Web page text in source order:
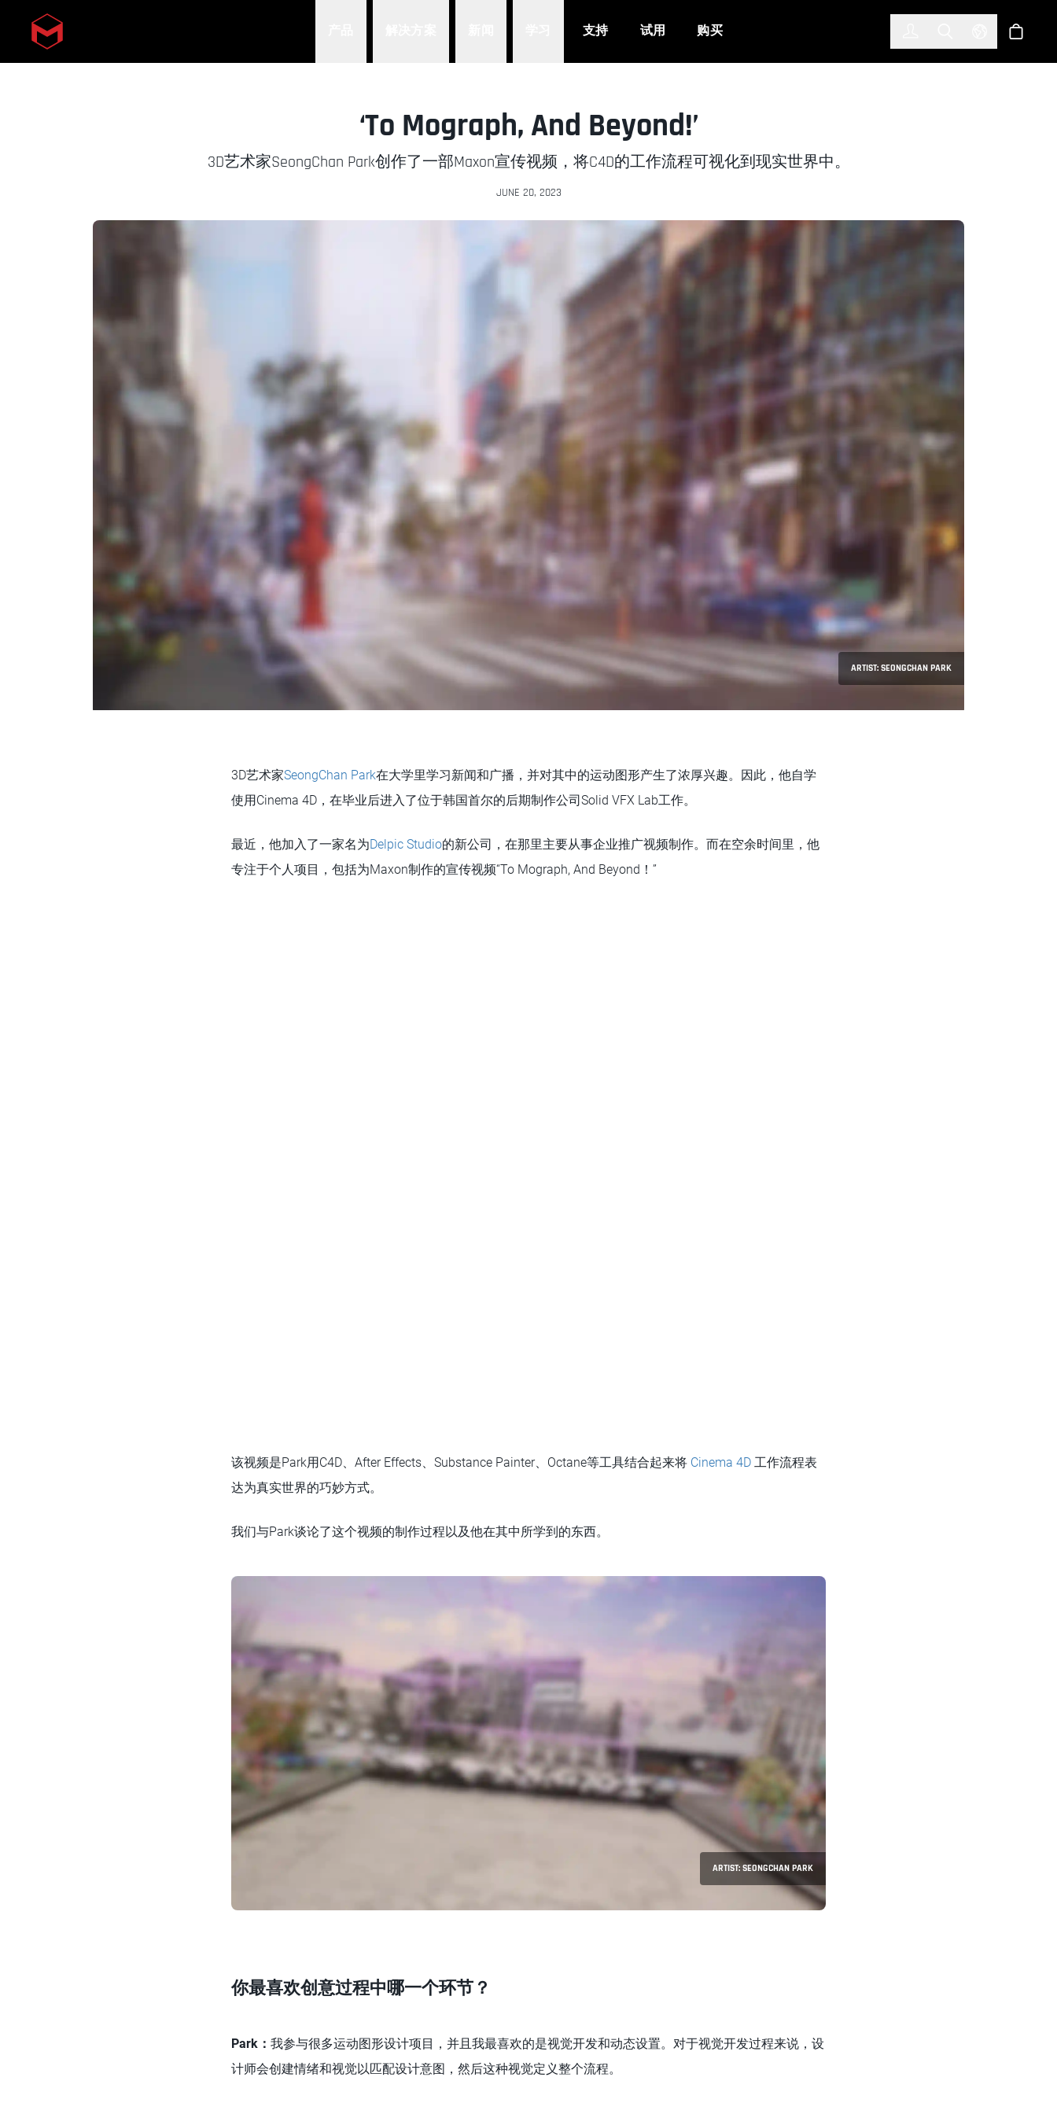
Skip to main content 支持 试用 购买 Select 商店
ARTIST: SEONGCHAN PARK
‘To Mograph, And Beyond!’
3D艺术家SeongChan Park创作了一部Maxon宣传视频，将C4D的工作流程可视化到现实世界中。
JUNE 20, 2023
3D艺术家SeongChan Park在大学里学习新闻和广播，并对其中的运动图形产生了浓厚兴趣。因此，他自学
使用Cinema 4D，在毕业后进入了位于韩国首尔的后期制作公司Solid VFX Lab工作。
最近，他加入了一家名为Delpic Studio的新公司，在那里主要从事企业推广视频制作。而在空余时间里，他
专注于个人项目，包括为Maxon制作的宣传视频“To Mograph, And Beyond！”
该视频是Park用C4D、After Effects、Substance Painter、Octane等工具结合起来将 Cinema 4D 工作流程表
达为真实世界的巧妙方式。
我们与Park谈论了这个视频的制作过程以及他在其中所学到的东西。
ARTIST: SEONGCHAN PARK
你最喜欢创意过程中哪一个环节？
Park ： 我参与很多运动图形设计项目，并且我最喜欢的是视觉开发和动态设置。对于视觉开发过程来说，设
计师会创建情绪和视觉以匹配设计意图，然后这种视觉定义整个流程。